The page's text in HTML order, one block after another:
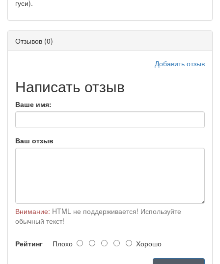
гуси).
Отзывов (0)
Добавить отзыв
Написать отзыв
Ваше имя:
Ваш отзыв
Внимание: HTML не поддерживается! Используйте
обычный текст!
Рейтинг Плохо Хорошо